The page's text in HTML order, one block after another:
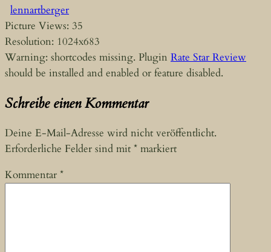
lennartberger
Picture Views: 35
Resolution: 1024x683
Warning: shortcodes missing. Plugin Rate Star Review
should be installed and enabled or feature disabled.
Schreibe einen Kommentar
Deine E-Mail-Adresse wird nicht veröffentlicht.
Erforderliche Felder sind mit * markiert
Kommentar *